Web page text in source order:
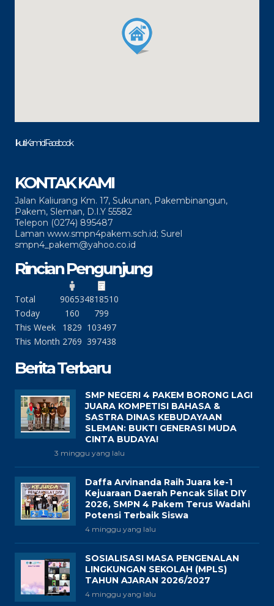
Ikuti Kami di Facebook
KONTAK KAMI
Jalan Kaliurang Km. 17, Sukunan, Pakembinangun,
Pakem, Sleman, D.I.Y 55582
Telepon (0274) 895487
Laman www.smpn4pakem.sch.id; Surel
smpn4_pakem@yahoo.co.id
Rincian Pengunjung
Total 906534818510
Today
160
799
This Week
1829 103497
This Month 2769 397438
Berita Terbaru
SMP NEGERI 4 PAKEM BORONG LAGI
JUARA KOMPETISI BAHASA &
SASTRA DINAS KEBUDAYAAN
SLEMAN: BUKTI GENERASI MUDA
CINTA BUDAYA!
3 minggu yang lalu
Daffa Arvinanda Raih Juara ke-1
Kejuaraan Daerah Pencak Silat DIY
2026, SMPN 4 Pakem Terus Wadahi
Potensi Terbaik Siswa
4 minggu yang lalu
SOSIALISASI MASA PENGENALAN
LINGKUNGAN SEKOLAH (MPLS)
TAHUN AJARAN 2026/2027
4 minggu yang lalu